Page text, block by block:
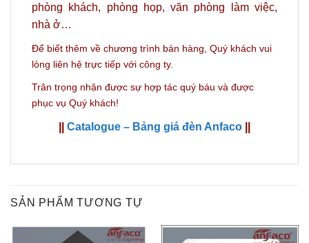
phòng khách, phòng họp, văn phòng làm việc,
nhà ở…
Để biết thêm về chương trình bán hàng, Quý khách vui
lòng liên hệ trực tiếp với công ty.
Trân trọng nhận được sự hợp tác quý báu và được
phục vụ Quý khách!
Catalogue – Bảng giá đèn Anfaco
SẢN PHẨM TƯƠNG TỰ